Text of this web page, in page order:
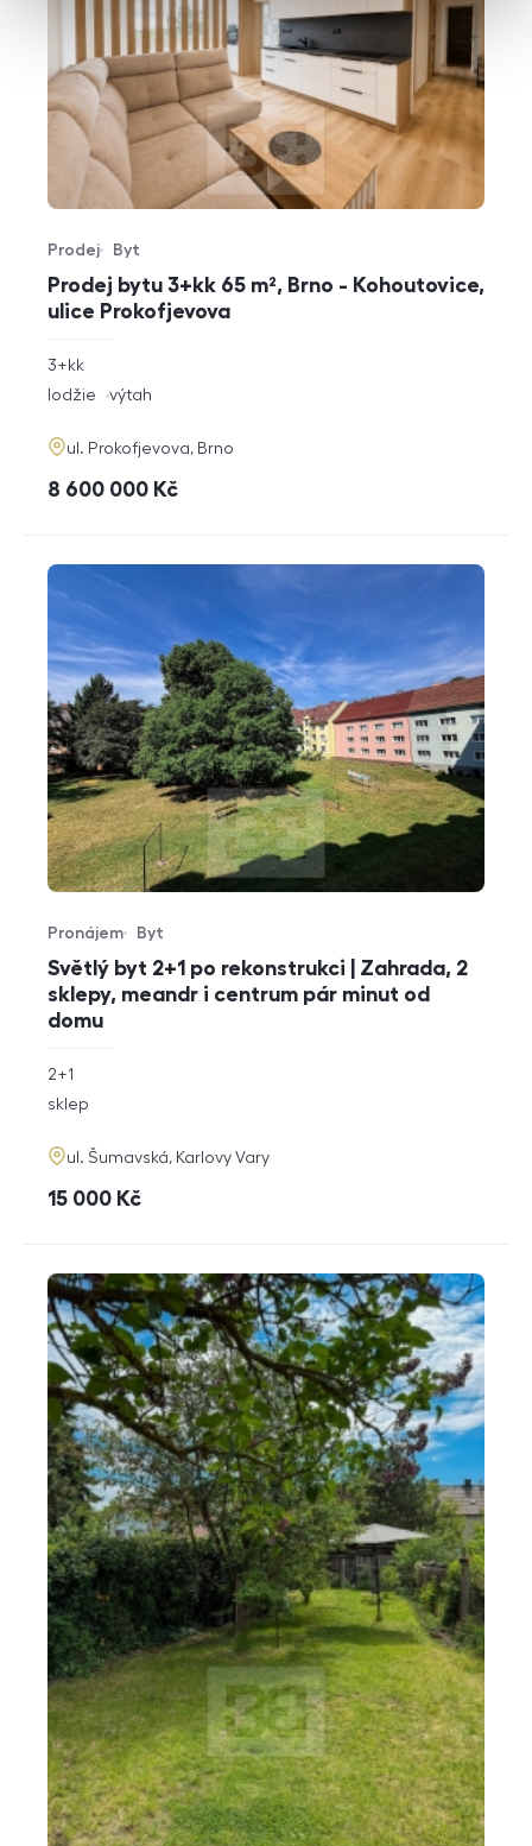
Prodej bytu 3+kk 65 m², Brno - Kohoutovice,
ulice Prokofjevova
Typ nabídky
Prodej
Typ nemovitosti
Byt
rozměry
dispozice
3+kk
funkce
lodžie výtah
adresa
ul. Prokofjevova, Brno
cena
8 600 000 Kč
Světlý byt 2+1 po rekonstrukci | Zahrada, 2
sklepy, meandr i centrum pár minut od
domu
Typ nabídky
Pronájem
Typ nemovitosti
Byt
rozměry
dispozice
2+1
funkce
sklep
adresa
ul. Šumavská, Karlovy Vary
cena
15 000 Kč